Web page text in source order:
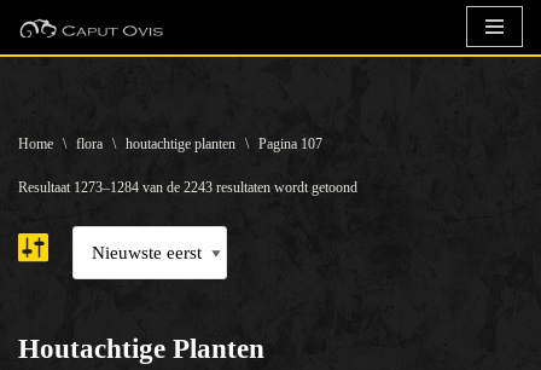
inhoud
Home \ flora \ houtachtige planten \ Pagina 107
Resultaat 1273–1284 van de 2243 resultaten wordt getoond
Houtachtige Planten